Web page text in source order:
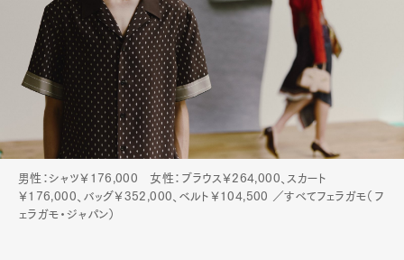
男性：シャツ￥176,000 女性：ブラウス￥264,000、スカート
￥176,000、バッグ￥352,000、ベルト￥104,500 ／すべてフェラガモ（フ
ェラガモ・ジャパン）